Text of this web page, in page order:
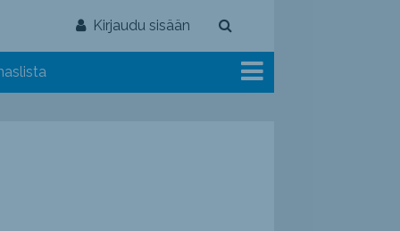
Kirjaudu sisään